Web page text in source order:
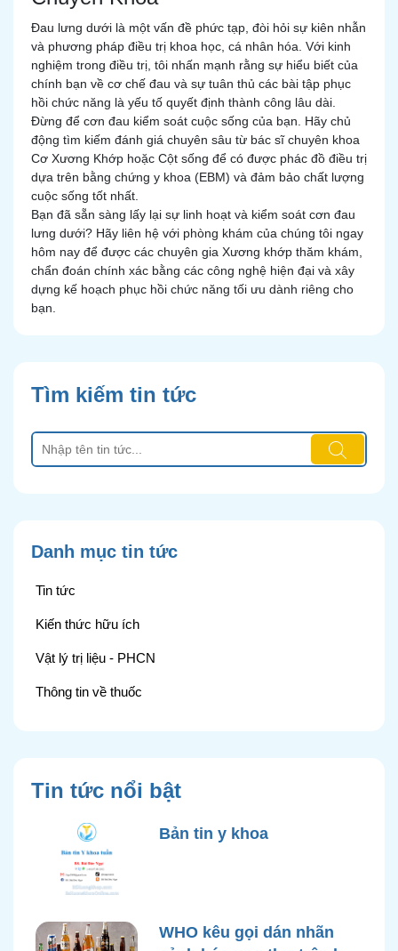
Đau lưng dưới là một vấn đề phức tạp, đòi hỏi sự kiên nhẫn
và phương pháp điều trị khoa học, cá nhân hóa. Với kinh
nghiệm trong điều trị, tôi nhấn mạnh rằng sự hiểu biết của
chính bạn về cơ chế đau và sự tuân thủ các bài tập phục
hồi chức năng là yếu tố quyết định thành công lâu dài.
Đừng để cơn đau kiểm soát cuộc sống của bạn. Hãy chủ
động tìm kiếm đánh giá chuyên sâu từ bác sĩ chuyên khoa
Cơ Xương Khớp hoặc Cột sống để có được phác đồ điều trị
dựa trên bằng chứng y khoa (EBM) và đảm bảo chất lượng
cuộc sống tốt nhất.
Bạn đã sẵn sàng lấy lại sự linh hoạt và kiểm soát cơn đau
lưng dưới? Hãy liên hệ với phòng khám của chúng tôi ngay
hôm nay để được các chuyên gia Xương khớp thăm khám,
chẩn đoán chính xác bằng các công nghệ hiện đại và xây
dựng kế hoạch phục hồi chức năng tối ưu dành riêng cho
bạn.
Tìm kiếm tin tức
Danh mục tin tức
Tin tức
Kiến thức hữu ích
Vật lý trị liệu - PHCN
Thông tin về thuốc
Tin tức nổi bật
Bản tin y khoa
WHO kêu gọi dán nhãn